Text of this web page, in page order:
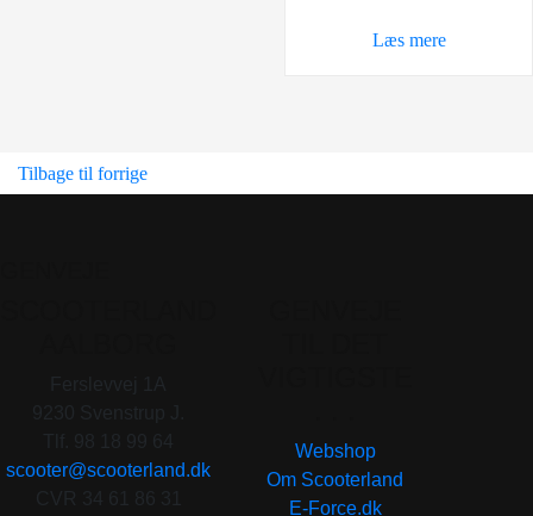
14.995,00 kr..
Læs mere
Tilbage til forrige
scooter@scooterland.dk
Webshop
Om Scooterland
E-Force.dk